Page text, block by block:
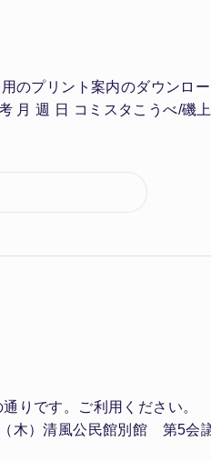
のプリント案内のダウンロー
月 週 日 コミスタこうべ/磯上
通りです。ご利用ください
木）清風公民館別館 第5会